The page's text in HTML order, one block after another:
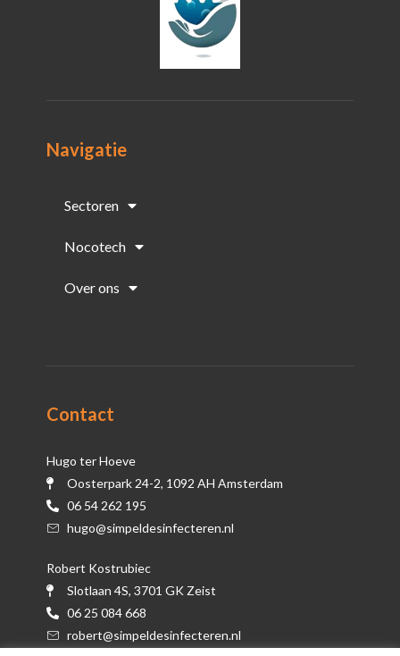
Navigatie
Sectoren
Nocotech
Over ons
Contact
Hugo ter Hoeve
Oosterpark 24-2, 1092 AH Amsterdam
06 54 262 195
hugo@simpeldesinfecteren.nl
Robert Kostrubiec
Slotlaan 4S, 3701 GK Zeist
06 25 084 668
robert@simpeldesinfecteren.nl